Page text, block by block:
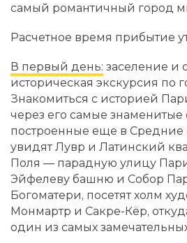
самый романтичный город
Расчетное время прибытие
В первый день: заселение и
историческая экскурсия по
Знакомиться с историей
через его самые знаменитые
построенные еще в Средние
увидят Лувр и Латинский
Поля — парадную улицу
Эйфелеву башню и Собор
Богоматери, посетят холм
Монмартр и Сакре-Кёр,
один из самых